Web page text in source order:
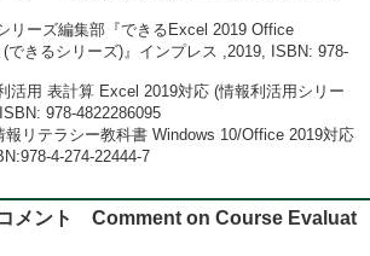
リーズ編集部『できるExcel 2019 Office
できるシリーズ)』インプレス ,2019, ISBN: 978-
活用 表計算 Excel 2019対応 (情報利活用シリー
978-4822286095
報リテラシー教科書 Windows 10/Office 2019対応
4-274-22444-7
メント Comment on Course Evaluat